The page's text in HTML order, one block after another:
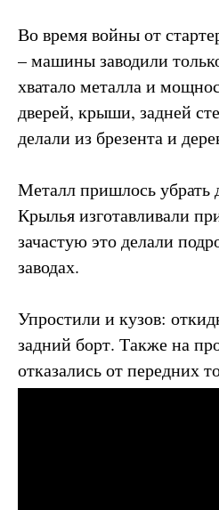
Во время войны от
– машины заводили
хватало металла и
дверей, крыши, задней
делали из брезента и
Металл пришлось убрать
Крылья изготавливали
зачастую это делали
заводах.
Упростили и кузов:
задний борт. Также на
отказались от передних